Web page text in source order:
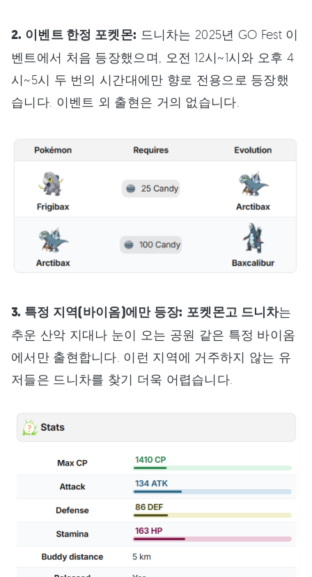
2. 이벤트 한정 포켓몬: 드니차는 2025년 GO Fest 이
벤트에서 처음 등장했으며, 오전 12시~1시와 오후 4
시~5시 두 번의 시간대에만 향로 전용으로 등장했
습니다. 이벤트 외 출현은 거의 없습니다.
3. 특정 지역(바이옴)에만 등장: 포켓몬고 드니차는
추운 산악 지대나 눈이 오는 공원 같은 특정 바이옴
에서만 출현합니다. 이런 지역에 거주하지 않는 유
저들은 드니차를 찾기 더욱 어렵습니다.